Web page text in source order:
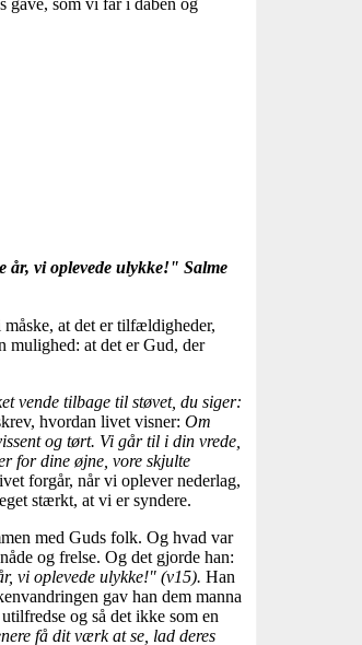
år, vi oplevede ulykke!" Salme
at det er tilfældigheder,
mulighed: at det er Gud, der
vende tilbage til støvet, du siger:
hvordan livet visner: Om
og tørt. Vi går til i din vrede,
for dine øjne, vore skjulte
forgår, når vi oplever nederlag,
stærkt, at vi er syndere.
med Guds folk. Og hvad var
og frelse. Og det gjorde han:
vi oplevede ulykke!" (v15). Han
gav han dem manna
og så det ikke som en
få dit værk at se, lad deres